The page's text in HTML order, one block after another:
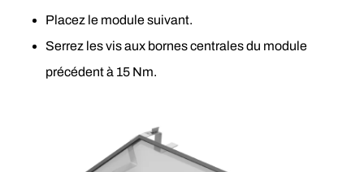
Placez le module suivant.
Serrez les vis aux bornes centrales du module
précédent à 15 Nm.